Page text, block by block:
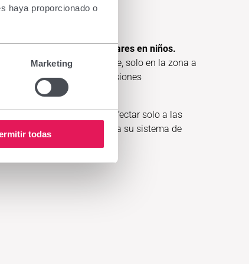
haya proporcionado o
Marketing
todas
verrugas comunes y plantares en niños.
mientras el niño duerme, solo en la zona a
la capa córnea en las lesiones
óptima para afectar solo a las
para el paciente gracias a su sistema de